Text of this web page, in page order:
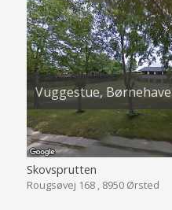
Vuggestue, Børnehave
Skovsprutten
Rougsøvej 168 , 8950 Ørsted